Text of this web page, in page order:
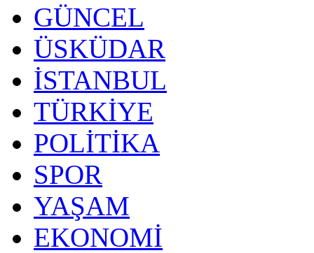
GÜNCEL
ÜSKÜDAR
İSTANBUL
TÜRKİYE
POLİTİKA
SPOR
YAŞAM
EKONOMİ